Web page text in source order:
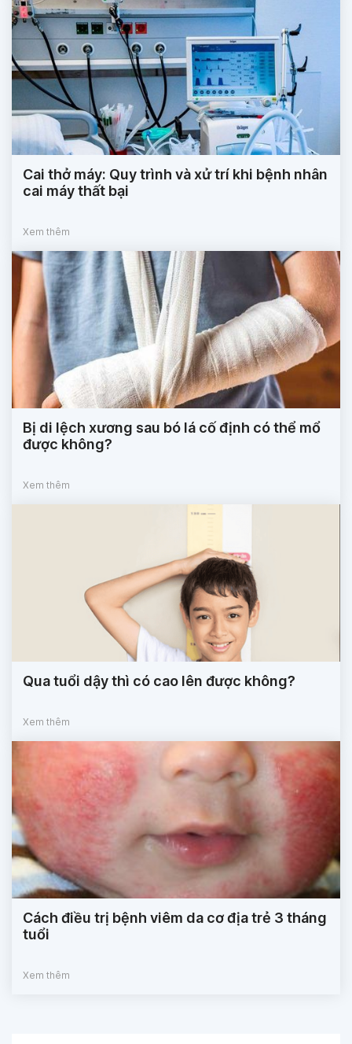
Cai thở máy: Quy trình và xử trí khi bệnh nhân
cai máy thất bại
Xem thêm
Bị di lệch xương sau bó lá cố định có thể mổ
được không?
Xem thêm
Qua tuổi dậy thì có cao lên được không?
Xem thêm
Cách điều trị bệnh viêm da cơ địa trẻ 3 tháng
tuổi
Xem thêm